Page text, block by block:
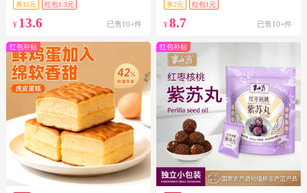
券15元 红包1.3元
¥ 13.6 已售10+件
券2元 红包1元
¥8.7 已售10+件
红包补贴 红包补贴